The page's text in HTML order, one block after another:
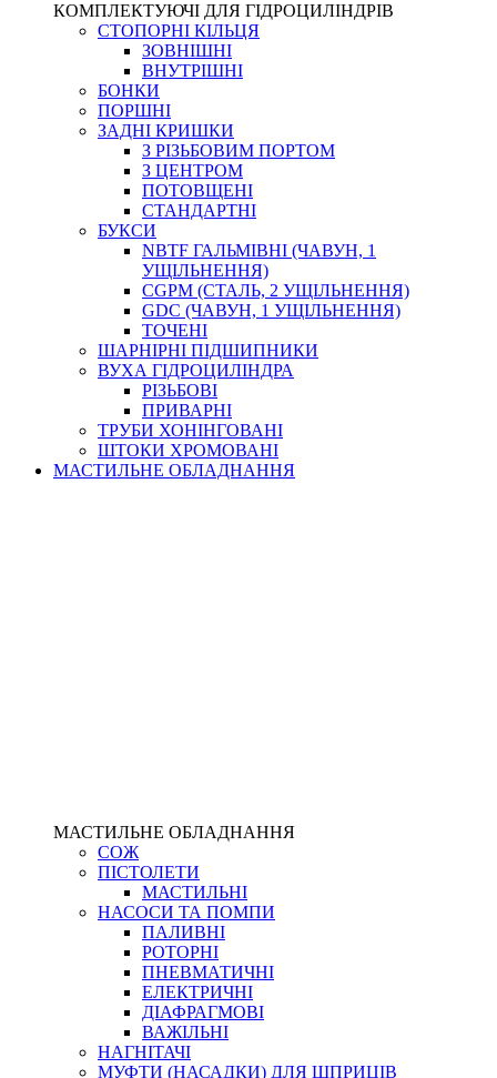
КОМПЛЕКТУЮЧІ ДЛЯ ГІДРОЦИЛІНДРІВ
СТОПОРНІ КІЛЬЦЯ
ЗОВНІШНІ
ВНУТРІШНІ
БОНКИ
ПОРШНІ
ЗАДНІ КРИШКИ
З РІЗЬБОВИМ ПОРТОМ
З ЦЕНТРОМ
ПОТОВЩЕНІ
СТАНДАРТНІ
БУКСИ
NBTF ГАЛЬМІВНІ (ЧАВУН, 1
УЩІЛЬНЕННЯ)
CGPM (СТАЛЬ, 2 УЩІЛЬНЕННЯ)
GDC (ЧАВУН, 1 УЩІЛЬНЕННЯ)
ТОЧЕНІ
ШАРНІРНІ ПІДШИПНИКИ
ВУХА ГІДРОЦИЛІНДРА
РІЗЬБОВІ
ПРИВАРНІ
ТРУБИ ХОНІНГОВАНІ
ШТОКИ ХРОМОВАНІ
МАСТИЛЬНЕ ОБЛАДНАННЯ
МАСТИЛЬНЕ ОБЛАДНАННЯ
СОЖ
ПІСТОЛЕТИ
МАСТИЛЬНІ
НАСОСИ ТА ПОМПИ
ПАЛИВНІ
РОТОРНІ
ПНЕВМАТИЧНІ
ЕЛЕКТРИЧНІ
ДІАФРАГМОВІ
ВАЖІЛЬНІ
НАГНІТАЧІ
МУФТИ (НАСАДКИ) ДЛЯ ШПРИЦІВ